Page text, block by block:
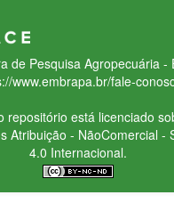
de Pesquisa Agropecuária -
www.embrapa.br/fale-
repositório está licenciado
Atribuição - NãoComercial -
4.0 Internacional.